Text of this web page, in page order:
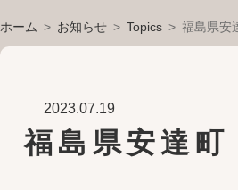
ホーム お知らせ Topics 福島県安
2023.07.19
福島県安達